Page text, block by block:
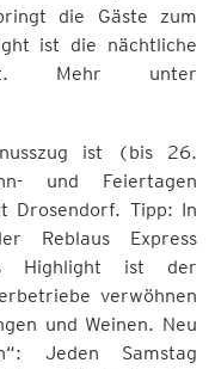
die Gäste zum
ist die nächtliche
Mehr unter
ist (bis 26.
und Feiertagen
Drosendorf. Tipp: In
Reblaus Express
Highlight ist der
verwöhnen
und Weinen. Neu
Jeden Samstag